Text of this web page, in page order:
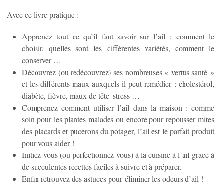
Avec ce livre pratique :
Apprenez tout ce qu’il faut savoir sur l’ail : comment le
choisir, quelles sont les différentes variétés, comment le
conserver …
Découvrez (ou redécouvrez) ses nombreuses « vertus santé »
et les différents maux auxquels il peut remédier : cholestérol,
diabète, fièvre, maux de tête, stress …
Comprenez comment utiliser l’ail dans la maison : comme
soin pour les plantes malades ou encore pour repousser mites
des placards et pucerons du potager, l’ail est le parfait produit
pour vous aider !
Initiez-vous (ou perfectionnez-vous) à la cuisine à l’ail grâce à
de succulentes recettes faciles à suivre et à préparer.
Enfin retrouvez des astuces pour éliminer les odeurs d’ail !